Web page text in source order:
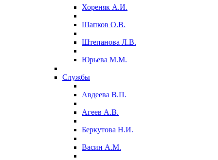
Хореняк А.И.
Шапков О.В.
Штепанова Л.В.
Юрьева М.М.
Службы
Авдеева В.П.
Агеев А.В.
Беркутова Н.И.
Васин А.М.